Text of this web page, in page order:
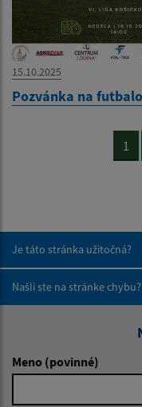
15.10.2025
Pozvánka na
1
Je táto stránka užitočná?
Našli ste na stránke chybu?
Meno (povinné)